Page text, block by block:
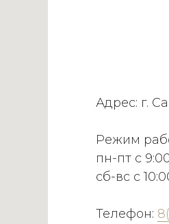
Адрес: г.
Режим
пн-пт с
сб-вс с
Телефон: